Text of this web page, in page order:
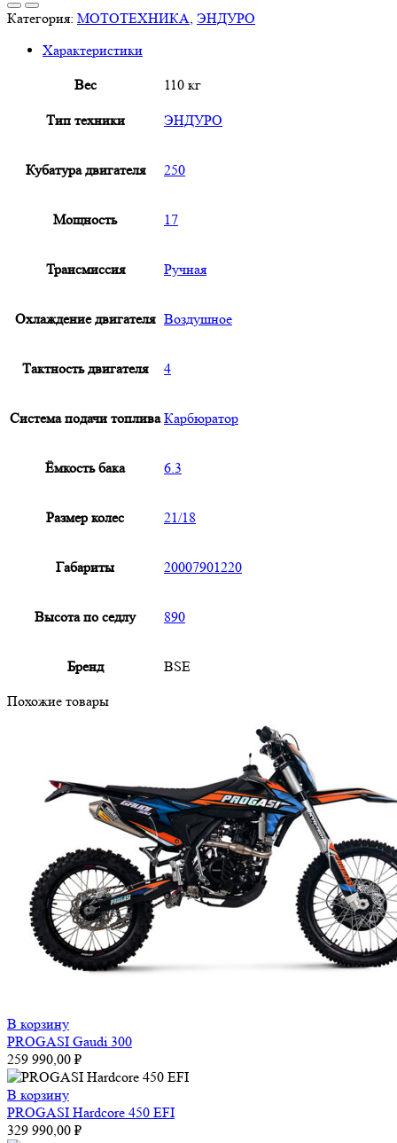
Z2
Yellow
Категория: МОТОТЕХНИКА, ЭНДУРО
Характеристики
Вес 110 кг
Тип техники ЭНДУРО
Кубатура двигателя 250
Мощность 17
Трансмиссия Ручная
Охлаждение двигателя Воздушное
Тактность двигателя 4
Система подачи топлива Карбюратор
Ёмкость бака 6.3
Размер колес 21/18
Габариты 20007901220
Высота по седлу 890
Бренд BSE
Похожие товары
В корзину
PROGASI Gaudi 300
259 990,00 ₽
В корзину
PROGASI Hardcore 450 EFI
329 990,00 ₽